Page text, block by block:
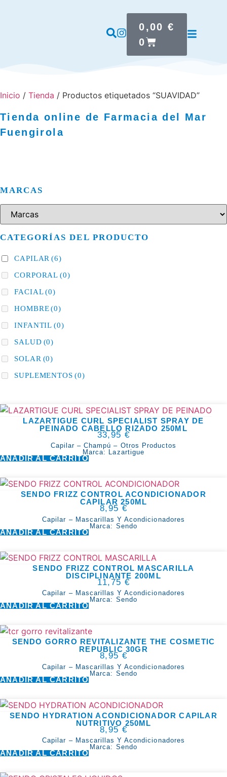
0,00€
0
Inicio / Tienda / Productos etiquetados “SUAVIDAD”
Tienda online de Farmacia del Mar
Fuengirola
MARCAS
CATEGORÍAS DEL PRODUCTO
CAPILAR (6)
CORPORAL (0)
FACIAL (0)
HOMBRE (0)
INFANTIL (0)
SALUD (0)
SOLAR (0)
SUPLEMENTOS (0)
LAZARTIGUE CURL SPECIALIST SPRAY DE
PEINADO CABELLO RIZADO 250ML
33,95 €
Capilar –Champú – Otros Productos
Marca: Lazartigue
AÑADIR AL CARRITO
SENDO FRIZZ CONTROL ACONDICIONADOR
CAPILAR 250ML
8,95 €
Capilar – Mascarillas Y Acondicionadores
Marca: Sendo
AÑADIR AL CARRITO
SENDO FRIZZ CONTROL MASCARILLA
DISCIPLINANTE 200ML
11,75 €
Capilar – Mascarillas Y Acondicionadores
Marca: Sendo
AÑADIR AL CARRITO
SENDO GORRO REVITALIZANTE THE COSMETIC
REPUBLIC 30GR
8,95 €
Capilar – Mascarillas Y Acondicionadores
Marca: Sendo
AÑADIR AL CARRITO
SENDO HYDRATION ACONDICIONADOR CAPILAR
NUTRITIVO 250ML
8,95 €
Capilar – Mascarillas Y Acondicionadores
Marca: Sendo
AÑADIR AL CARRITO